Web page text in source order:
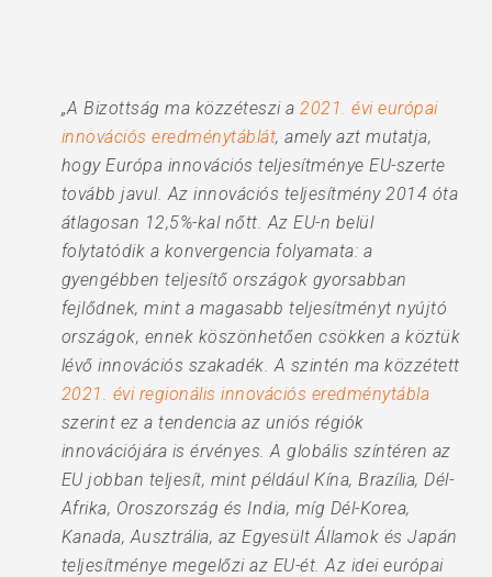
„A Bizottság ma közzéteszi a2021. évi európai
innovációs eredménytáblát, amely azt mutatja,
hogy Európa innovációs teljesítménye EU-szerte
tovább javul. Az innovációs teljesítmény 2014 óta
átlagosan 12,5%-kal nőtt. Az EU-n belül
folytatódik a konvergencia folyamata: a
gyengébben teljesítő országok gyorsabban
fejlődnek, mint a magasabb teljesítményt nyújtó
országok, ennek köszönhetően csökken a köztük
lévő innovációs szakadék. A szintén ma közzétett
2021. évi regionális innovációs eredménytábla
szerint ez a tendencia az uniós régiók
innovációjára is érvényes. A globális színtéren az
EU jobban teljesít, mint például Kína, Brazília, Dél-
Afrika, Oroszország és India, míg Dél-Korea,
Kanada, Ausztrália, az Egyesült Államok és Japán
teljesítménye megelőzi az EU-ét. Az idei európai